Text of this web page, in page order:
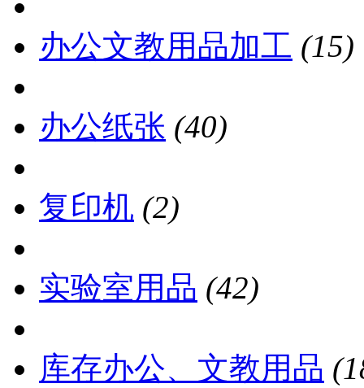
办公文教用品加工 (15)
办公纸张 (40)
复印机 (2)
实验室用品 (42)
库存办公、文教用品